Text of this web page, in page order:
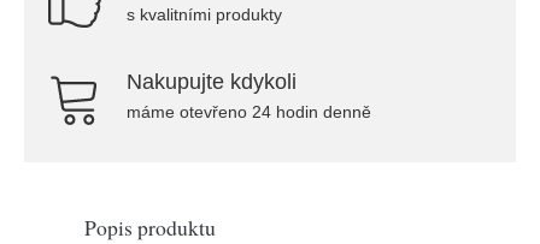
s kvalitními produkty
Nakupujte kdykoli
máme otevřeno 24 hodin denně
Popis produktu